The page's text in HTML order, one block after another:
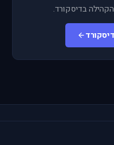
בדיסקורד.